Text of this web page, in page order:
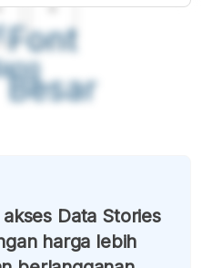
A
Font
Besar
Data Stories
harga lebih